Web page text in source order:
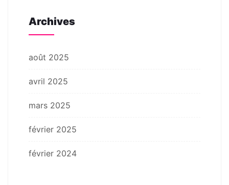
Archives
août 2025
avril 2025
mars 2025
février 2025
février 2024